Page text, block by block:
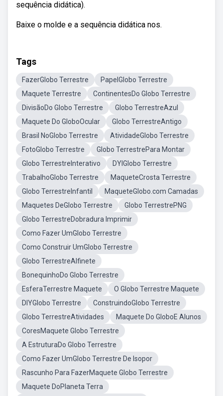
sequência didática).
Baixe o molde e a sequência didática nos.
Tags
FazerGlobo Terrestre
PapelGlobo Terrestre
Maquete Terrestre
ContinentesDo Globo Terrestre
DivisãoDo Globo Terrestre
Globo TerrestreAzul
Maquete Do GloboOcular
Globo TerrestreAntigo
Brasil NoGlobo Terrestre
AtividadeGlobo Terrestre
FotoGlobo Terrestre
Globo TerrestrePara Montar
Globo TerrestreInterativo
DYIGlobo Terrestre
TrabalhoGlobo Terrestre
MaqueteCrosta Terrestre
Globo TerrestreInfantil
MaqueteGlobo.com Camadas
Maquetes DeGlobo Terrestre
Globo TerrestrePNG
Globo TerrestreDobradura Imprimir
Como Fazer UmGlobo Terrestre
Como Construir UmGlobo Terrestre
Globo TerrestreAlfinete
BonequinhoDo Globo Terrestre
EsferaTerrestre Maquete
O Globo Terrestre Maquete
DIYGlobo Terrestre
ConstruindoGlobo Terrestre
Globo TerrestreAtividades
Maquete Do GloboE Alunos
CoresMaquete Globo Terrestre
A EstruturaDo Globo Terrestre
Como Fazer UmGlobo Terrestre De Isopor
Rascunho Para FazerMaquete Globo Terrestre
Maquete DoPlaneta Terra